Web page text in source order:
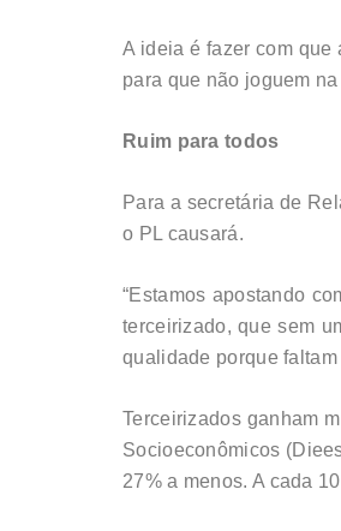
A ideia é fazer com que
para que não joguem
Ruim para todos
Para a secretária de
o PL causará.
“Estamos apostando
terceirizado, que sem
qualidade porque
Terceirizados ganham
Socioeconômicos
27% a menos. A cada